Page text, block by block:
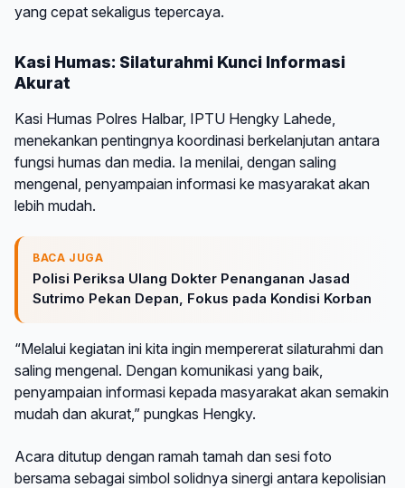
yang cepat sekaligus tepercaya.
Kasi Humas: Silaturahmi Kunci Informasi
Akurat
Kasi Humas Polres Halbar, IPTU Hengky Lahede,
menekankan pentingnya koordinasi berkelanjutan antara
fungsi humas dan media. Ia menilai, dengan saling
mengenal, penyampaian informasi ke masyarakat akan
lebih mudah.
BACA JUGA
Polisi Periksa Ulang Dokter Penanganan Jasad
Sutrimo Pekan Depan, Fokus pada Kondisi Korban
“Melalui kegiatan ini kita ingin mempererat silaturahmi dan
saling mengenal. Dengan komunikasi yang baik,
penyampaian informasi kepada masyarakat akan semakin
mudah dan akurat,” pungkas Hengky.
Acara ditutup dengan ramah tamah dan sesi foto
bersama sebagai simbol solidnya sinergi antara kepolisian